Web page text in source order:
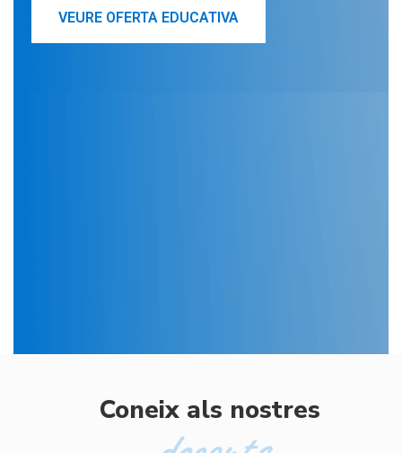
VEURE OFERTA EDUCATIVA
Coneix als nostres